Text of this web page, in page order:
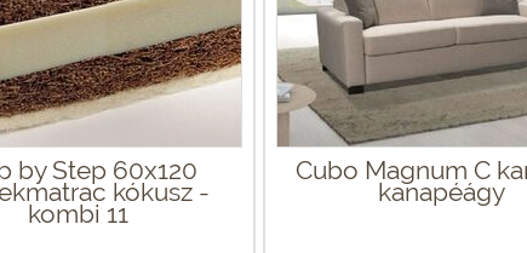
by Step 60x120
kókusz -
kombi 11
Cubo Magnum C
kanapéágy